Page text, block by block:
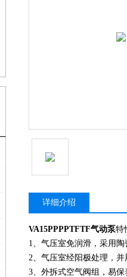
详细介绍
VA15PPPPTFTF气动泵特
1、气压室免润滑，采用
2、气压室经阳极处理，
3、外拆式空气阀组，易